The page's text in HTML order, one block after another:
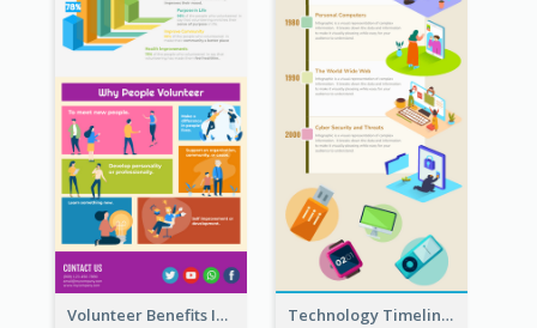
Volunteer Benefits Infographic Technology Timeline Infographic